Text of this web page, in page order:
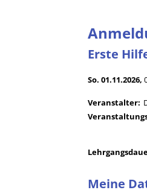
Erste
So. 01.11.2026,
Veranstalter:
Meine